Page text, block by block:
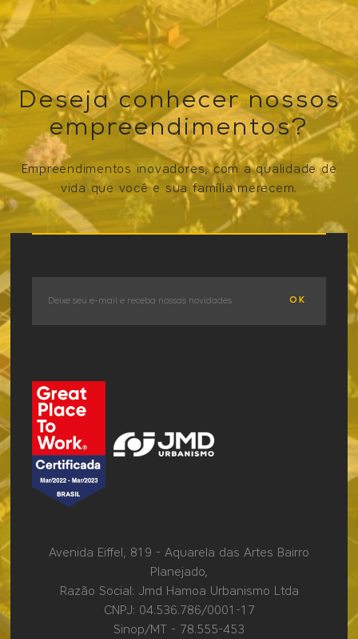
Deseja conhecer nossos
empreendimentos?
Empreendimentos inovadores, com a qualidade de
vida que você e sua família merecem.
OK
Avenida Eiffel, 819 - Aquarela das Artes Bairro
Planejado,
Razão Social: Jmd Hamoa Urbanismo Ltda
CNPJ: 04.536.786/0001-17
Sinop/MT - 78.555-453